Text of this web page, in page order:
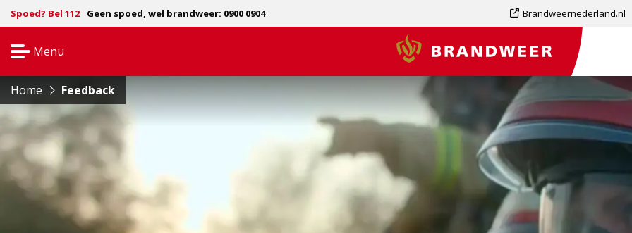
Spoed? Bel 112 Geen spoed, wel brandweer: 0900 0904 Dit
externe
pagina
Brandweernederland.nl
Menu
navigatie
Brandweer
Home Feedback